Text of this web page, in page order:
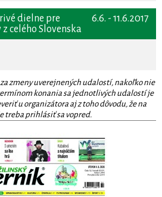
6.6. - 11.6.2017
dielne pre
celého Slovenska
zmeny uverejnených udalostí, nakoľko nie
konania sa jednotlivých udalostí je
u organizátora aj z toho dôvodu, že na
treba prihlásiť sa vopred.